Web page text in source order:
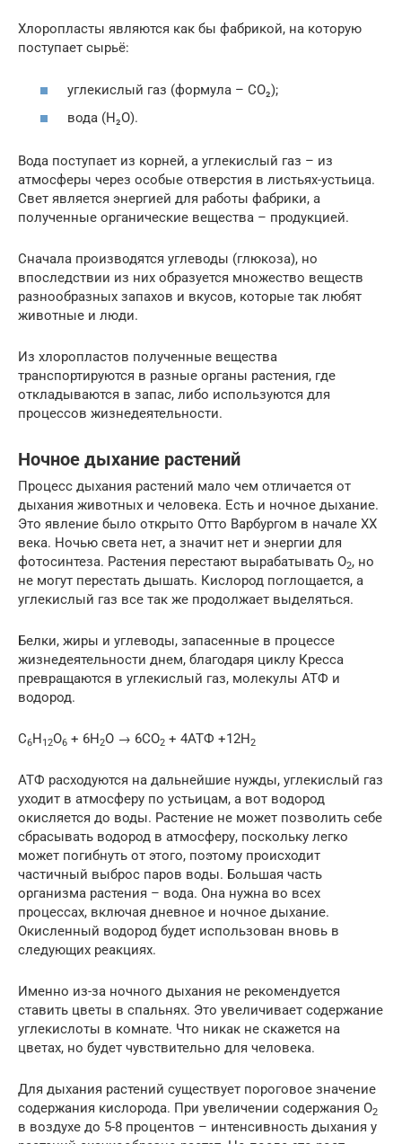
Хлоропласты являются как бы фабрикой, на которую
поступает сырьё:
углекислый газ (формула – СО₂);
вода (Н₂О).
Вода поступает из корней, а углекислый газ – из
атмосферы через особые отверстия в листьях-устьица.
Свет является энергией для работы фабрики, а
полученные органические вещества – продукцией.
Сначала производятся углеводы (глюкоза), но
впоследствии из них образуется множество веществ
разнообразных запахов и вкусов, которые так любят
животные и люди.
Из хлоропластов полученные вещества
транспортируются в разные органы растения, где
откладываются в запас, либо используются для
процессов жизнедеятельности.
Ночное дыхание растений
Процесс дыхания растений мало чем отличается от
дыхания животных и человека. Есть и ночное дыхание.
Это явление было открыто Отто Варбургом в начале XX
века. Ночью света нет, а значит нет и энергии для
фотосинтеза. Растения перестают вырабатывать O2, но
не могут перестать дышать. Кислород поглощается, а
углекислый газ все так же продолжает выделяться.
Белки, жиры и углеводы, запасенные в процессе
жизнедеятельности днем, благодаря циклу Кресса
превращаются в углекислый газ, молекулы АТФ и
водород.
C6H12O6 + 6H2O → 6CO2 + 4ATФ +12H2
АТФ расходуются на дальнейшие нужды, углекислый газ
уходит в атмосферу по устьицам, а вот водород
окисляется до воды. Растение не может позволить себе
сбрасывать водород в атмосферу, поскольку легко
может погибнуть от этого, поэтому происходит
частичный выброс паров воды. Большая часть
организма растения – вода. Она нужна во всех
процессах, включая дневное и ночное дыхание.
Окисленный водород будет использован вновь в
следующих реакциях.
Именно из-за ночного дыхания не рекомендуется
ставить цветы в спальнях. Это увеличивает содержание
углекислоты в комнате. Что никак не скажется на
цветах, но будет чувствительно для человека.
Для дыхания растений существует пороговое значение
содержания кислорода. При увеличении содержания О2
в воздухе до 5-8 процентов – интенсивность дыхания у